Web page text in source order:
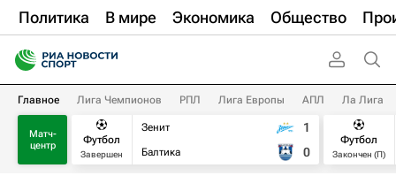
Политика В мире Экономика Общество
Главное Лига Чемпионов РПЛ Лига Европы АПЛ Ла Лига
Матч-
центр
Футбол
Завершен
Зенит
Балтика
1
0
Футбол
Закончен (П)